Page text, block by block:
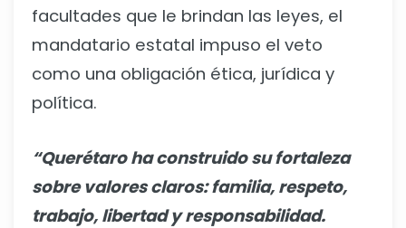
facultades que le brindan las leyes, el
mandatario estatal impuso el veto
como una obligación ética, jurídica y
política.
“Querétaro ha construido su fortaleza
sobre valores claros: familia, respeto,
trabajo, libertad y responsabilidad.